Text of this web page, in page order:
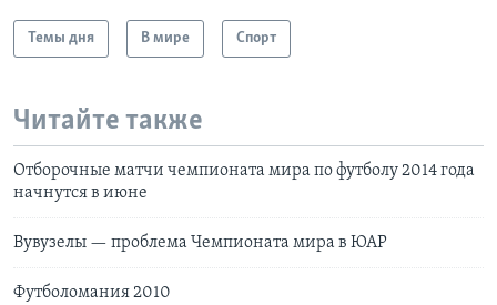
Темы дня В мире Спорт
Читайте также
Отборочные матчи чемпионата мира по футболу 2014 года
начнутся в июне
Вувузелы — проблема Чемпионата мира в ЮАР
Футболомания 2010